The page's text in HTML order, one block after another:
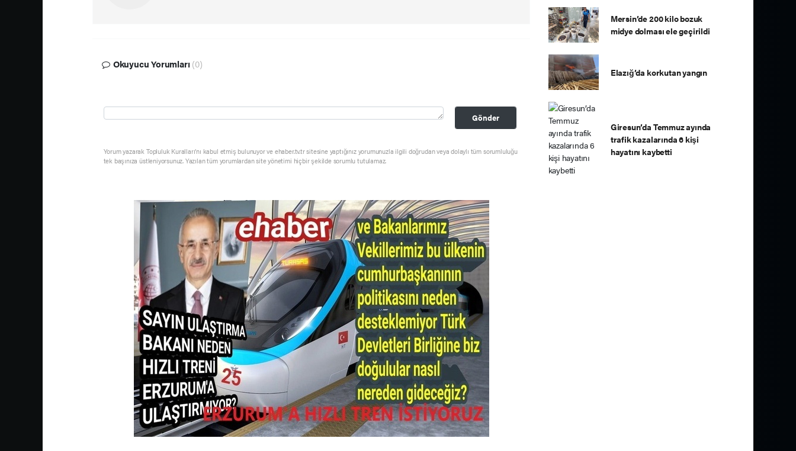
Okuyucu Yorumları (0)
Gönder
Yorum yazarak Topluluk Kuralları’nı kabul etmiş bulunuyor ve ehaber.tv.tr sitesine yaptığınız yorumunuzla ilgili doğrudan veya dolaylı tüm sorumluluğu
tek başınıza üstleniyorsunuz. Yazılan tüm yorumlardan site yönetimi hiçbir şekilde sorumlu tutulamaz.
Mersin’de 200 kilo bozuk
midye dolması ele geçirildi
Elazığ’da korkutan yangın
Giresun’da Temmuz ayında
trafik kazalarında 6 kişi
hayatını kaybetti